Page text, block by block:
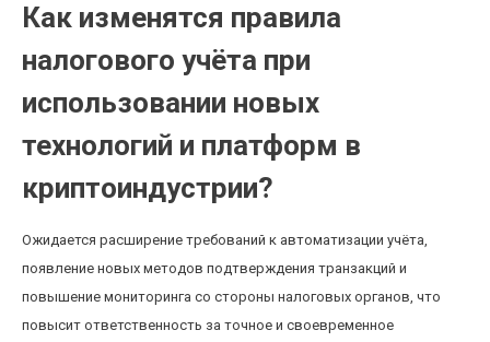
Как изменятся правила
налогового учёта при
использовании новых
технологий и платформ в
криптоиндустрии?
Ожидается расширение требований к автоматизации учёта,
появление новых методов подтверждения транзакций и
повышение мониторинга со стороны налоговых органов, что
повысит ответственность за точное и своевременное